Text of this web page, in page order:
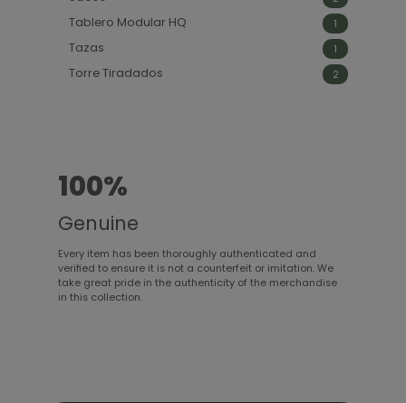
t
o
s
c
o
d
u
c
o
o
d
u
c
t
o
p
o
d
u
c
Tablero Modular HQ 1
p
o
d
Tazas 1
p
r
Torre Tiradados 22
p
100%
Genuine
Every item has been thoroughly authenticated and
verified to ensure it is not a counterfeit or imitation. We
take great pride in the authenticity of the merchandise
in this collection.